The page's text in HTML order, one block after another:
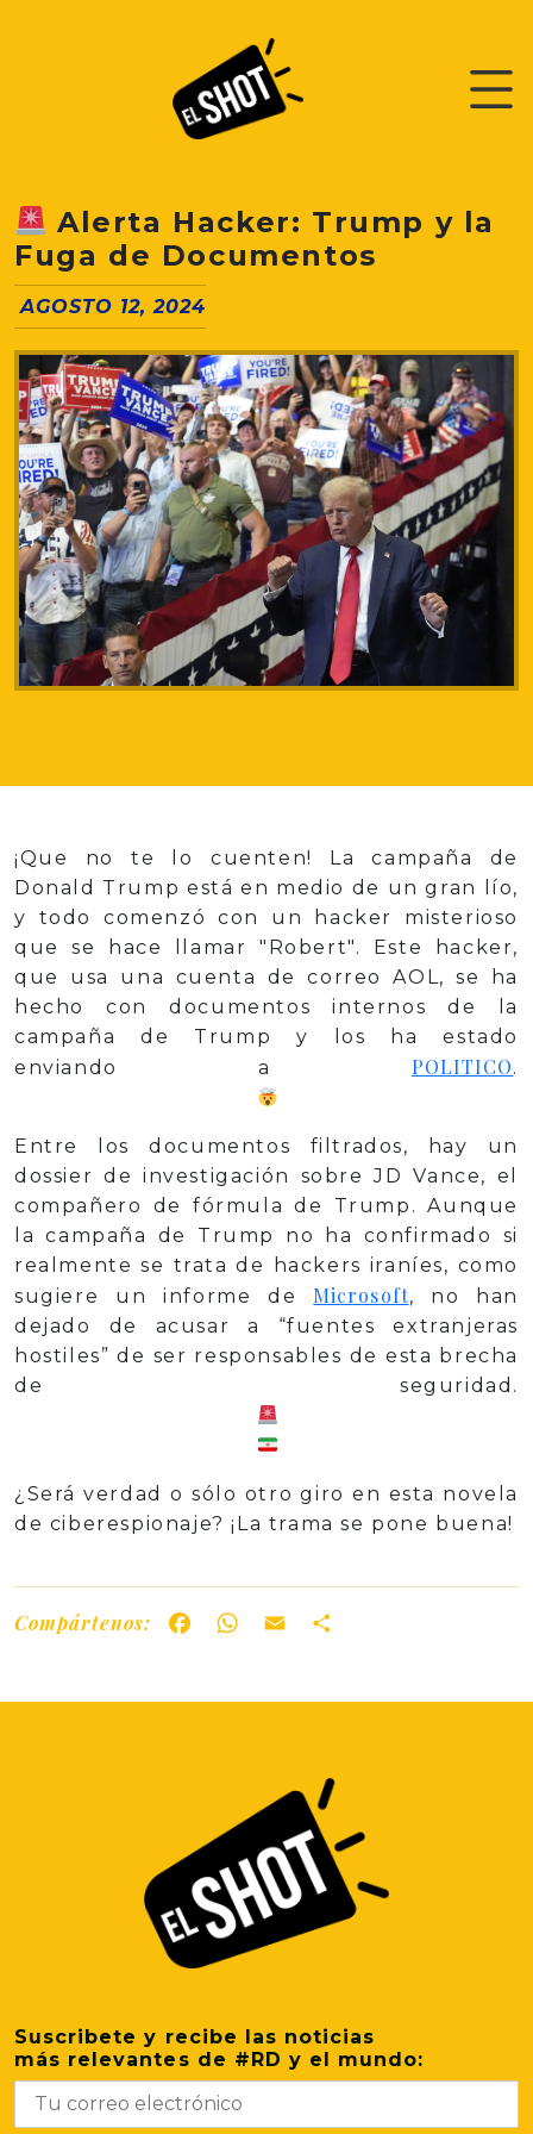
Alerta Hacker: Trump y la
Fuga de Documentos
AGOSTO 12, 2024
¡Que no te lo cuenten! La campaña de
Donald Trump está en medio de un gran lío,
y todo comenzó con un hacker misterioso
que se hace llamar "Robert". Este hacker,
que usa una cuenta de correo AOL, se ha
hecho con documentos internos de la
campaña de Trump y los ha estado
enviando aPOLITICO.
Entre los documentos filtrados, hay un
dossier de investigación sobre JD Vance, el
compañero de fórmula de Trump. Aunque
la campaña de Trump no ha confirmado si
realmente se trata de hackers iraníes, como
sugiere un informe de Microsoft, no han
dejado de acusar a “fuentes extranjeras
hostiles” de ser responsables de esta brecha
de seguridad.
¿Será verdad o sólo otro giro en esta novela
de ciberespionaje? ¡La trama se pone buena!
Compártenos: FacebookWhatsApp
Email
Suscribete y recibe las noticias
más relevantes de #RD y el mundo: